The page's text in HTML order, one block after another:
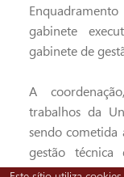
gabinete
gabinete de
A
trabalhos da
sendo cometida
gestão técnica
equipas na